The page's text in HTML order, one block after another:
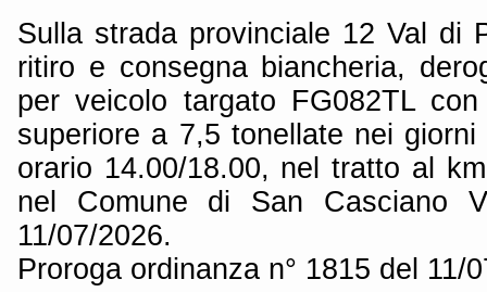
Sulla strada provinciale 12 Val di
ritiro e consegna biancheria,
per veicolo targato FG082TL
superiore a 7,5 tonellate nei
orario 14.00/18.00, nel tratto al
nel Comune di San Casciano
11/07/2026.
Proroga ordinanza n° 1815 del 11/